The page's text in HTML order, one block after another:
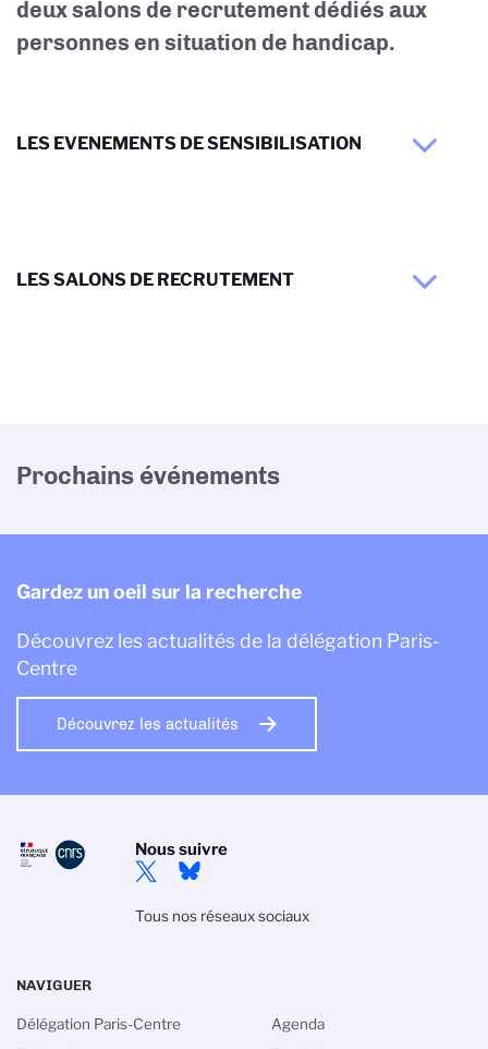
deux salons de recrutement dédiés aux
personnes en situation de handicap.
LES EVENEMENTS DE SENSIBILISATION
LES SALONS DE RECRUTEMENT
Prochains événements
Gardez un oeil sur la recherche
Découvrez les actualités de la délégation Paris-
Centre
Découvrez les actualités
Nous suivre
Tous nos réseaux sociaux
NAVIGUER
Délégation Paris-Centre
Agenda